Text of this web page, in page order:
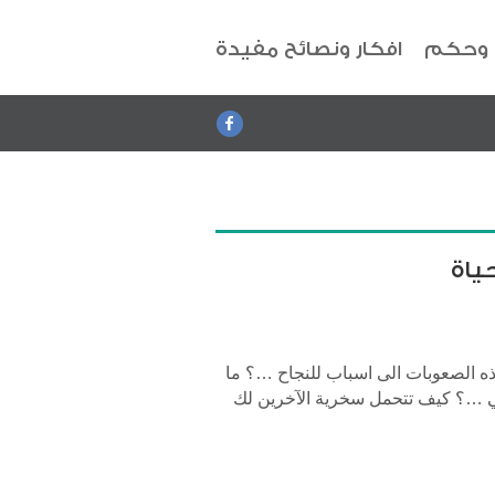
وحكم افكار ونصائح مفيدة
الصعوبات الى اسباب للنجاح …؟ ما
…؟ كيف تتحمل سخرية الآخرين لك